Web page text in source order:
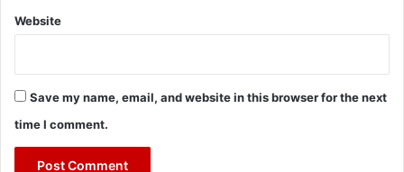
Website
Save my name, email, and website in this browser for the next
time I comment.